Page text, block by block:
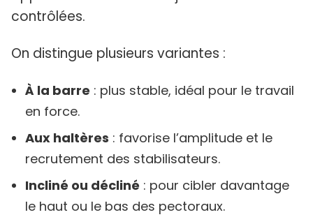
contrôlées.
On distingue plusieurs variantes :
À la barre : plus stable, idéal pour le travail
en force.
Aux haltères : favorise l’amplitude et le
recrutement des stabilisateurs.
Incliné ou décliné : pour cibler davantage
le haut ou le bas des pectoraux.